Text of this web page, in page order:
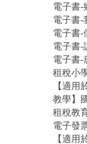
電子書-
電子書-
電子書-
電子書-
電子書-
租稅小
【適用
教學】
租稅教
電子發
【適